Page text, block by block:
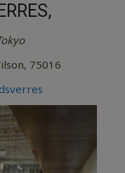
75016